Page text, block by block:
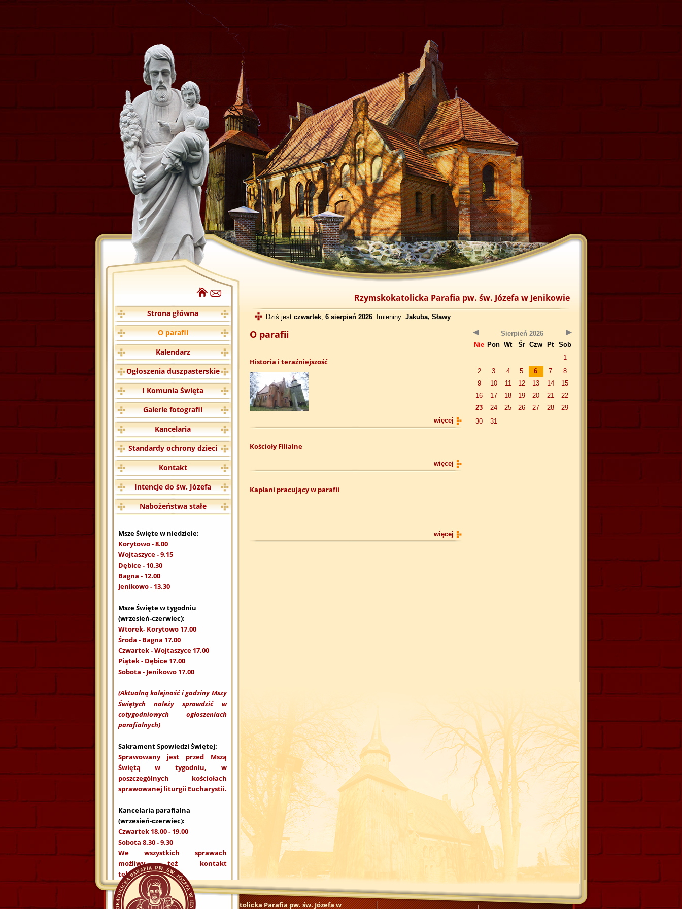
Strona główna
O parafii
Kalendarz
Ogłoszenia duszpasterskie
I Komunia Święta
Galerie fotografii
Kancelaria
Standardy ochrony dzieci
Kontakt
Intencje do św. Józefa
Nabożeństwa stałe
Msze Święte w niedziele:
Korytowo - 8.00
Wojtaszyce - 9.15
Dębice - 10.30
Bagna - 12.00
Jenikowo - 13.30
Msze Święte w tygodniu
(wrzesień-czerwiec):
Wtorek- Korytowo 17.00
Środa - Bagna 17.00
Czwartek - Wojtaszyce 17.00
Piątek - Dębice 17.00
Sobota - Jenikowo 17.00
(Aktualną kolejność i godziny Mszy
Świętych należy sprawdzić w
cotygodniowych ogłoszeniach
parafialnych)
Sakrament Spowiedzi Świętej:
Sprawowany jest przed Mszą
Świętą w tygodniu, w
poszczególnych kościołach
sprawowanej liturgii Eucharystii.
Kancelaria parafialna
(wrzesień-czerwiec):
Czwartek 18.00 - 19.00
Sobota 8.30 - 9.30
We wszystkich sprawach
możliwy też kontakt
telefoniczny.
Rzymskokatolicka Parafia pw. św. Józefa w Jenikowie
Dziś jest czwartek, 6 sierpień 2026. Imieniny: Jakuba, Sławy
O parafii
Historia i teraźniejszość
więcej
Kościoły Filialne
więcej
Kapłani pracujący w parafii
więcej
Sierpień 2026
Nie Pon Wt Śr Czw Pt
Sob
1
2
3 4 5 6 7
8
9
10 11 12 13 14
15
16
17 18 19 20 21
22
23
24 25 26 27 28
29
30
31
Rzymskokatolicka Parafia pw. św. Józefa w